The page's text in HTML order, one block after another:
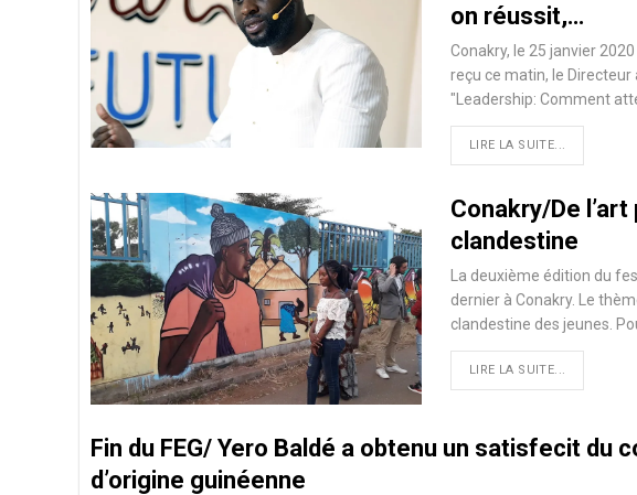
on réussit,…
Conakry, le 25 janvier
reçu ce matin, le
"Leadership: Comment
LIRE LA SUITE...
Conakry/De
clandestine
La deuxième édition du
dernier à Conakry. Le
clandestine des jeunes.
LIRE LA SUITE...
Fin du FEG/ Yero Baldé a obtenu un satisfecit du
d’origine guinéenne